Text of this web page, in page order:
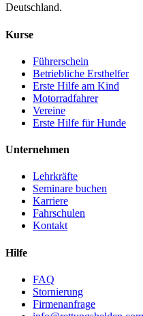
Deutschland.
Kurse
Führerschein
Betriebliche Ersthelfer
Erste Hilfe am Kind
Motorradfahrer
Vereine
Erste Hilfe für Hunde
Unternehmen
Lehrkräfte
Seminare buchen
Karriere
Fahrschulen
Kontakt
Hilfe
FAQ
Stornierung
Firmenanfrage